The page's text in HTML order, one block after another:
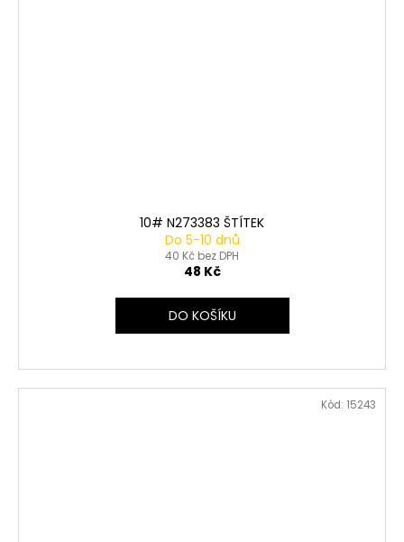
10# N273383 ŠTÍTEK
Do 5-10 dnů
40 Kč bez DPH
48 Kč
DO KOŠÍKU
Kód: 15243